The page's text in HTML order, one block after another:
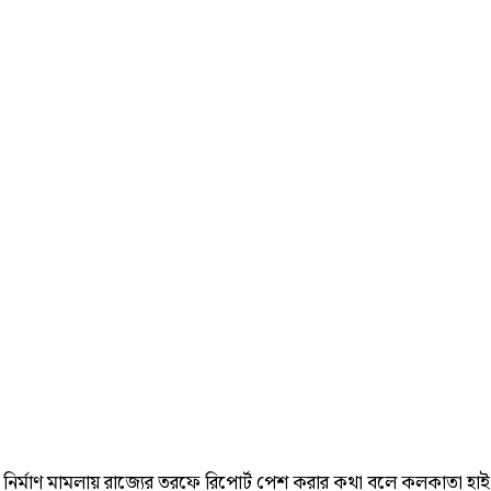
মামলায় রাজ্যের তরফে রিপোর্ট পেশ করার কথা বলে কলকাতা